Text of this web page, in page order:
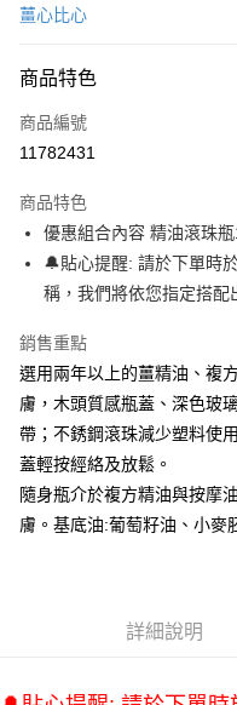
Apple Pay
街口支付
Google Pay
全盈+PAY
大哥付你分期
相關說明
1.本服務由台灣大哥大提供，台
2.付款方式選擇「大哥付你分期
流程，驗證手機門號後，選擇
成交易。
3.實際核准額度、可分期數及費
4.訂單成立30分鐘內，如未前
消。如遇「轉專審核」未通過
法說明評估內容。
2.透過簡訊連結打開帳單後，
帳／街口支付／iPASS MONEY
AFTEE先享後付
相關說明
【關於「AFTEE先享後付」】
AFTEE先享後付是「在收到商
１．簡單：不需註冊會員、不
２．便利：只要手機號碼，簡
結帳頁面，進行簡訊認證並確
ATM／網路銀行／等多元方式
ATM付款
運送方式
付款後7-11取貨
薑心比心
商品特色
商品編號
11782431
商品特色
優惠組合內容 精油滾珠
🔔貼心提醒: 請於下單時
稱，我們將依您指定搭配
銷售重點
選用兩年以上的薑精油、複
膚，木頭質感瓶蓋、深色玻
帶；不銹鋼滾珠減少塑料使
蓋輕按經絡及放鬆。
隨身瓶介於複方精油與按摩
膚。基底油:葡萄籽油、小麥
詳細說明